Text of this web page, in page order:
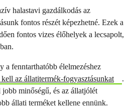
halastavi gazdálkodás az
fontos részét képezhetné. Ezek a
fontos vizes élőhelyek a lecsapolt,
a fenntarthatóbb élelmezéshez
az állatitermék-fogyasztásunkat
.
minőségű, és az állatjólét
állati terméket kellene ennünk.